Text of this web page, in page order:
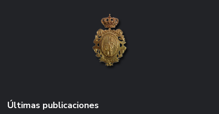
Últimas publicaciones